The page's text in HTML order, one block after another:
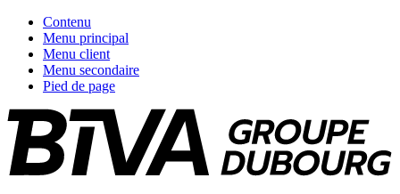
Contenu
Menu principal
Menu client
Menu secondaire
Pied de page